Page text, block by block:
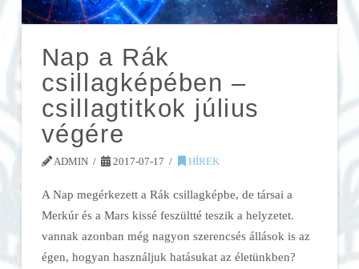
Nap a Rák
csillagképében –
csillagtitkok július
végére
ADMIN 2017-07-17 HÍREK
A Nap megérkezett a Rák csillagképbe, de társai a
Merkúr és a Mars kissé feszültté teszik a helyzetet.
vannak azonban még nagyon szerencsés állások is az
égen, hogyan használjuk hatásukat az életünkben?